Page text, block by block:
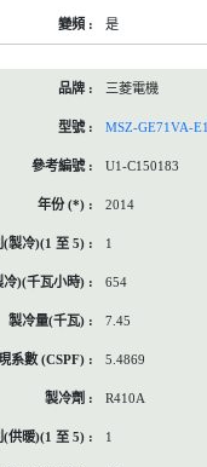
是
三菱電機
MSZ-GE71VA-E1
U1-C150183
2014
1
654
7.45
5.4869
R410A
1